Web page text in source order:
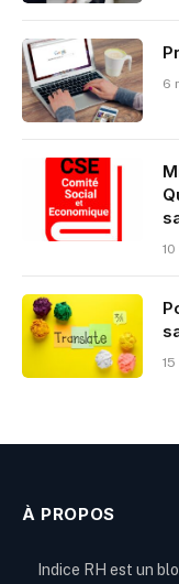
6
À PROPOS
Indice RH est un